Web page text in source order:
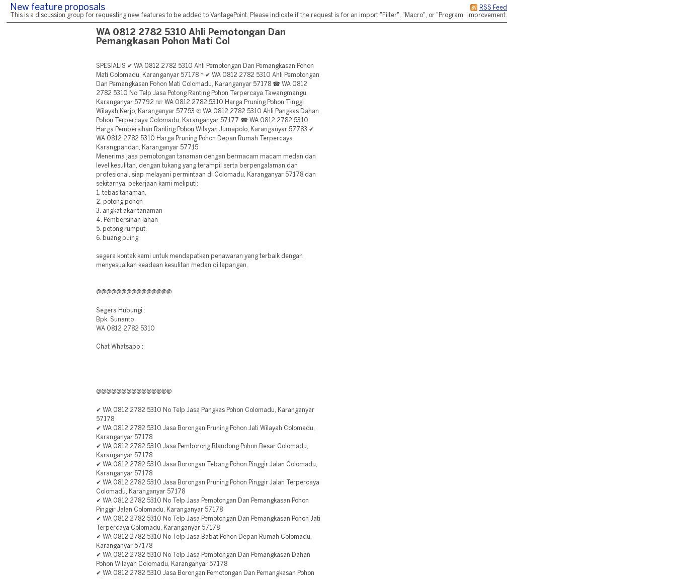
RSS Feed
New feature proposals
This is a discussion group for requesting new features to be added to VantagePoint. Please indicate if the request is for an import "Filter", "Macro", or "Program" improvement.
WA 0812 2782 5310 Ahli Pemotongan Dan
Pemangkasan Pohon Mati Col
SPESIALIS ✔ WA 0812 2782 5310 Ahli Pemotongan Dan Pemangkasan Pohon
Mati Colomadu, Karanganyar 57178 ~ ✔ WA 0812 2782 5310 Ahli Pemotongan
Dan Pemangkasan Pohon Mati Colomadu, Karanganyar 57178 ☎ WA 0812
2782 5310 No Telp Jasa Potong Ranting Pohon Terpercaya Tawangmangu,
Karanganyar 57792 ☏ WA 0812 2782 5310 Harga Pruning Pohon Tinggi
Wilayah Kerjo, Karanganyar 57753 ✆ WA 0812 2782 5310 Ahli Pangkas Dahan
Pohon Terpercaya Colomadu, Karanganyar 57177 ☎ WA 0812 2782 5310
Harga Pembersihan Ranting Pohon Wilayah Jumapolo, Karanganyar 57783 ✔
WA 0812 2782 5310 Harga Pruning Pohon Depan Rumah Terpercaya
Karangpandan, Karanganyar 57715
Menerima jasa pemotongan tanaman dengan bermacam macam medan dan
level kesulitan, dengan tukang yang terampil serta berpengalaman dan
profesional, siap melayani permintaan di Colomadu, Karanganyar 57178 dan
sekitarnya, pekerjaan kami meliputi:
1. tebas tanaman,
2. potong pohon
3. angkat akar tanaman
4. Pembersihan lahan
5. potong rumput.
6. buang puing
segera kontak kami untuk mendapatkan penawaran yang terbaik dengan
menyesuaikan keadaan kesulitan medan di lapangan.
@@@@@@@@@@@@@@@
Segera Hubungi :
Bpk. Sunanto
WA 0812 2782 5310
Chat Whatsapp :
@@@@@@@@@@@@@@@
✔ WA 0812 2782 5310 No Telp Jasa Pangkas Pohon Colomadu, Karanganyar
57178
✔ WA 0812 2782 5310 Jasa Borongan Pruning Pohon Jati Wilayah Colomadu,
Karanganyar 57178
✔ WA 0812 2782 5310 Jasa Pemborong Blandong Pohon Besar Colomadu,
Karanganyar 57178
✔ WA 0812 2782 5310 Jasa Borongan Tebang Pohon Pinggir Jalan Colomadu,
Karanganyar 57178
✔ WA 0812 2782 5310 Jasa Borongan Pruning Pohon Pinggir Jalan Terpercaya
Colomadu, Karanganyar 57178
✔ WA 0812 2782 5310 No Telp Jasa Pemotongan Dan Pemangkasan Pohon
Pinggir Jalan Colomadu, Karanganyar 57178
✔ WA 0812 2782 5310 No Telp Jasa Pemotongan Dan Pemangkasan Pohon Jati
Terpercaya Colomadu, Karanganyar 57178
✔ WA 0812 2782 5310 No Telp Jasa Babat Pohon Depan Rumah Colomadu,
Karanganyar 57178
✔ WA 0812 2782 5310 No Telp Jasa Pemotongan Dan Pemangkasan Dahan
Pohon Wilayah Colomadu, Karanganyar 57178
✔ WA 0812 2782 5310 Jasa Borongan Pemotongan Dan Pemangkasan Pohon